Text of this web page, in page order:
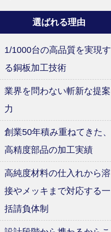
選ばれる理由
1/1000台の高品質を実現す
る銅板加工技術
業界を問わない斬新な提案
力
創業50年積み重ねてきた、
高精度部品の加工実績
高純度材料の仕入れから溶
接やメッキまで対応する一
括請負体制